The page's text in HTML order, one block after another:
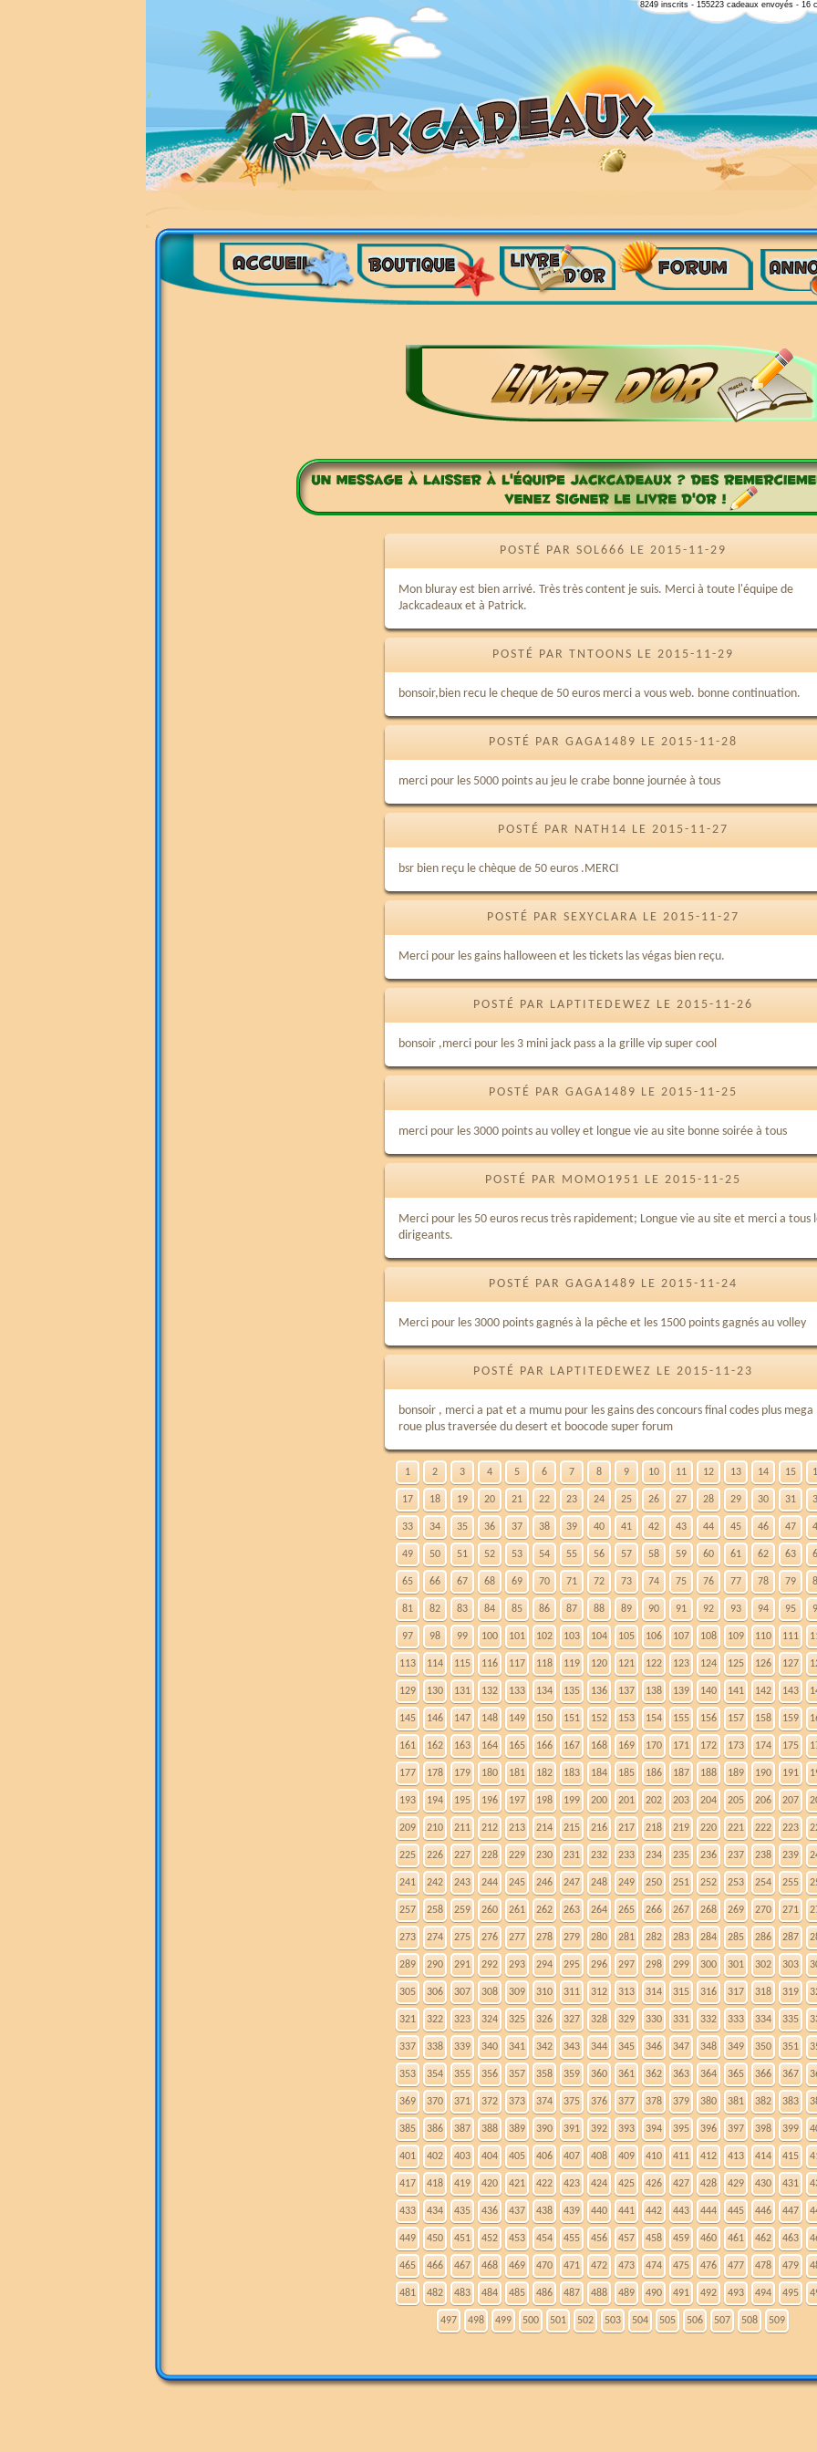
8249 inscrits - 155223 cadeaux envoyés - 16
POSTÉ PAR SOL666 LE 2015-11-29
Mon bluray est bien arrivé. Très très content je suis. Merci à toute l'équipe de
Jackcadeaux et à Patrick.
POSTÉ PAR TNTOONS LE 2015-11-29
bonsoir,bien recu le cheque de 50 euros merci a vous web. bonne continuation.
POSTÉ PAR GAGA1489 LE 2015-11-28
merci pour les 5000 points au jeu le crabe bonne journée à tous
POSTÉ PAR NATH14 LE 2015-11-27
bsr bien reçu le chèque de 50 euros .MERCI
POSTÉ PAR SEXYCLARA LE 2015-11-27
Merci pour les gains halloween et les tickets las végas bien reçu.
POSTÉ PAR LAPTITEDEWEZ LE 2015-11-26
bonsoir ,merci pour les 3 mini jack pass a la grille vip super cool
POSTÉ PAR GAGA1489 LE 2015-11-25
merci pour les 3000 points au volley et longue vie au site bonne soirée à tous
POSTÉ PAR MOMO1951 LE 2015-11-25
Merci pour les 50 euros recus très rapidement; Longue vie au site et merci a tous
dirigeants.
POSTÉ PAR GAGA1489 LE 2015-11-24
Merci pour les 3000 points gagnés à la pêche et les 1500 points gagnés au volley
POSTÉ PAR LAPTITEDEWEZ LE 2015-11-23
bonsoir , merci a pat et a mumu pour les gains des concours final codes plus mega
roue plus traversée du desert et boocode super forum
1 2 3 4 5 6 7 8 9 10 11 12 13 14 15
17 18 19 20 21 22 23 24 25 26 27 28 29 30 31
33 34 35 36 37 38 39 40 41 42 43 44 45 46 47
49 50 51 52 53 54 55 56 57 58 59 60 61 62 63
65 66 67 68 69 70 71 72 73 74 75 76 77 78 79
81 82 83 84 85 86 87 88 89 90 91 92 93 94 95
97 98 99 100 101 102 103 104 105 106 107 108 109 110 111
113 114 115 116 117 118 119 120 121 122 123 124 125 126 127
129 130 131 132 133 134 135 136 137 138 139 140 141 142 143
145 146 147 148 149 150 151 152 153 154 155 156 157 158 159
161 162 163 164 165 166 167 168 169 170 171 172 173 174 175
177 178 179 180 181 182 183 184 185 186 187 188 189 190 191
193 194 195 196 197 198 199 200 201 202 203 204 205 206 207
209 210 211 212 213 214 215 216 217 218 219 220 221 222 223
225 226 227 228 229 230 231 232 233 234 235 236 237 238 239
241 242 243 244 245 246 247 248 249 250 251 252 253 254 255
257 258 259 260 261 262 263 264 265 266 267 268 269 270 271
273 274 275 276 277 278 279 280 281 282 283 284 285 286 287
289 290 291 292 293 294 295 296 297 298 299 300 301 302 303
305 306 307 308 309 310 311 312 313 314 315 316 317 318 319
321 322 323 324 325 326 327 328 329 330 331 332 333 334 335
337 338 339 340 341 342 343 344 345 346 347 348 349 350 351
353 354 355 356 357 358 359 360 361 362 363 364 365 366 367
369 370 371 372 373 374 375 376 377 378 379 380 381 382 383
385 386 387 388 389 390 391 392 393 394 395 396 397 398 399
401 402 403 404 405 406 407 408 409 410 411 412 413 414 415
417 418 419 420 421 422 423 424 425 426 427 428 429 430 431
433 434 435 436 437 438 439 440 441 442 443 444 445 446 447
449 450 451 452 453 454 455 456 457 458 459 460 461 462 463
465 466 467 468 469 470 471 472 473 474 475 476 477 478 479
481 482 483 484 485 486 487 488 489 490 491 492 493 494 495
497 498 499 500 501 502 503 504 505 506 507 508 509